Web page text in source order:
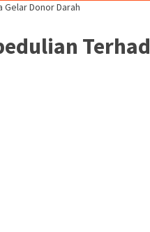
Gelar Donor Darah